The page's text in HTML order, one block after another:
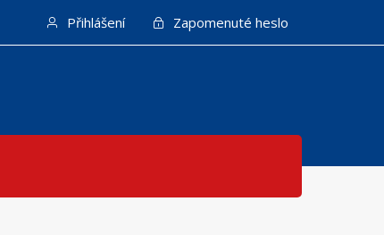
Přihlášení Zapomenuté heslo